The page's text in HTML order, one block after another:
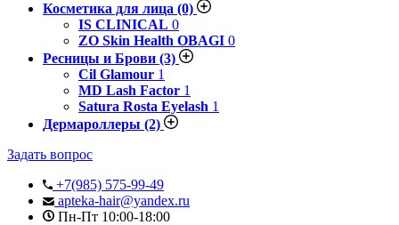
Косметика для лица (0)
IS CLINICAL 0
ZO Skin Health OBAGI 0
Ресницы и Брови (3)
Cil Glamour 1
MD Lash Factor 1
Satura Rosta Eyelash 1
Дермароллеры (2)
Задать вопрос
+7(985) 575-99-49
apteka-hair@yandex.ru
Пн-Пт 10:00-18:00